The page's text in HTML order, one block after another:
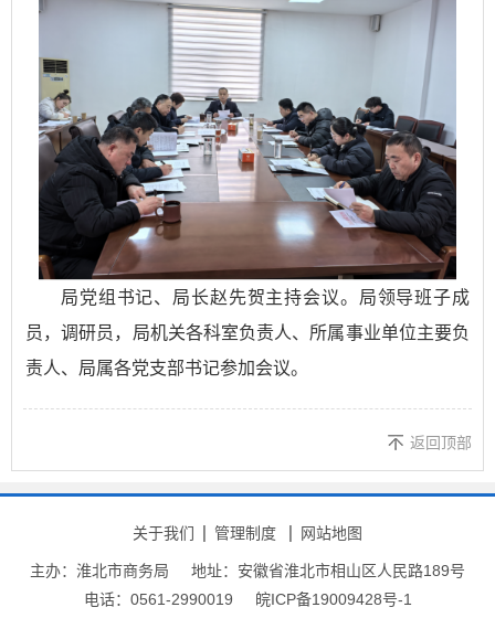
局党组书记、局长赵先贺主持会议。局领导班子成
员，调研员，局机关各科室负责人、所属事业单位主要负
责人、局属各党支部书记参加会议。
返回顶部
关于我们 管理制度 网站地图
主办：淮北市商务局
地址：安徽省淮北市相山区人民路189号
电话：0561-2990019
皖ICP备19009428号-1